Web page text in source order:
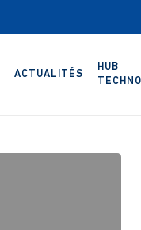
ACTUALITÉS
HUB